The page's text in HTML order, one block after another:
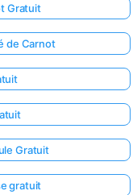
Gratuit
de Carnot
Gratuit
gratuit